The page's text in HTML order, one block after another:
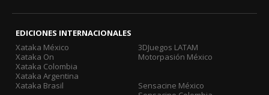
EDICIONES INTERNACIONALES
Xataka México
Xataka On
Xataka Colombia
Xataka Argentina
Xataka Brasil
3DJuegos LATAM
Motorpasión México
Sensacine México